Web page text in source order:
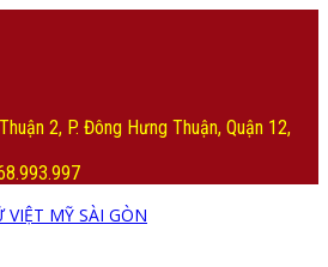
2, P. Đông Hưng Thuận, Quận 12,